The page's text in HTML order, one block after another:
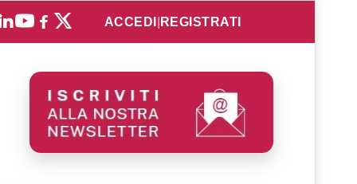
ACCEDI REGISTRATI